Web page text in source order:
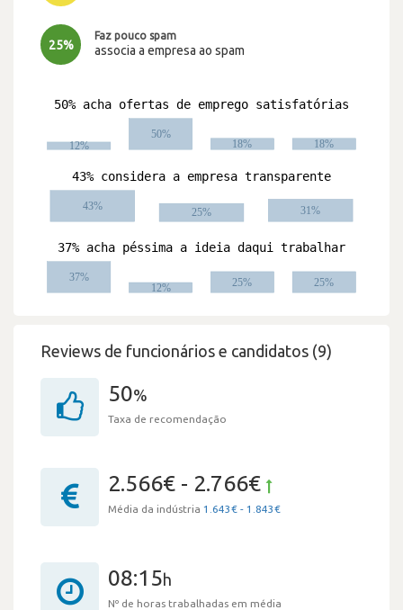
25%
Faz pouco spam
associa a empresa ao spam
Reviews de funcionários e candidatos (9)
50%
Taxa de recomendação
2.566€ - 2.766€
Média da indústria 1.643€ - 1.843€
08:15h
Nº de horas trabalhadas em média